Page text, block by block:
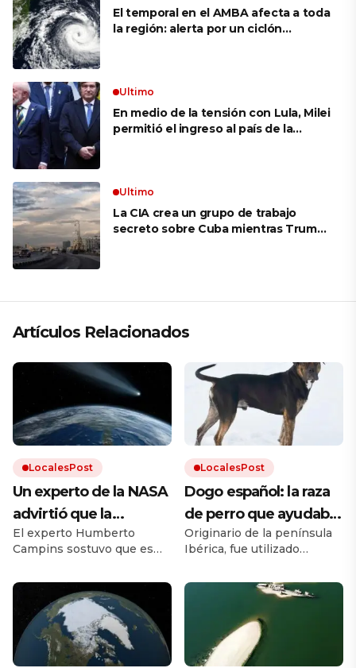
El temporal en el AMBA afecta a toda
la región: alerta por un ciclón
Ultimo
En medio de la tensión con Lula, Milei
permitió el ingreso al país de la
Ultimo
La CIA crea un grupo de trabajo
secreto sobre Cuba mientras Trump
Artículos Relacionados
LocalesPost
Un experto de la NASA
advirtió que la
humanidad debe
prepararse para el
impacto de un
asteroide: «Volverá a
ocurrir»
El experto Humberto
Campins sostuvo que es
de defensa planetaria para
evitar un fenómeno como
el que extinguió a los
dinosaurios.
LocalesPost
Dogo español: la raza
de perro que ayudaba
en los campos y que
está en proceso de
recuperación
Originario de la península
Ibérica, fue utilizado
de trabajo. Debido a los
cruces con otras razas y a la
falta de un estándar oficial,
el dogo español estuvo al
borde la extinción.